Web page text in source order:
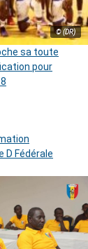
© (DR)
sa toute
pour
D Fédérale